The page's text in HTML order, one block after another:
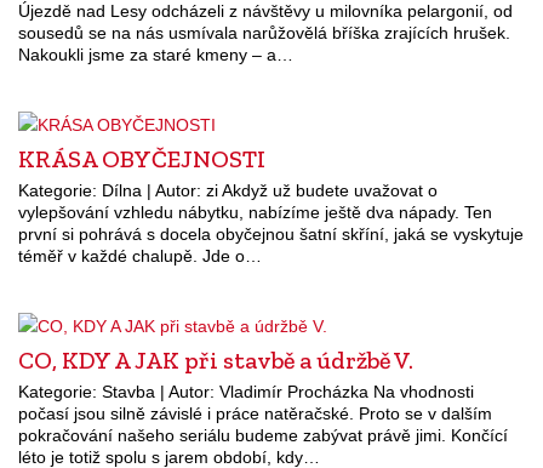
Újezdě nad Lesy odcházeli z návštěvy u milovníka pelargonií, od
sousedů se na nás usmívala narůžovělá bříška zrajících hrušek.
Nakoukli jsme za staré kmeny – a…
KRÁSA OBYČEJNOSTI
Kategorie: Dílna | Autor: zi Akdyž už budete uvažovat o
vylepšování vzhledu nábytku, nabízíme ještě dva nápady. Ten
první si pohrává s docela obyčejnou šatní skříní, jaká se vyskytuje
téměř v každé chalupě. Jde o…
CO, KDY A JAK při stavbě a údržbě V.
Kategorie: Stavba | Autor: Vladimír Procházka Na vhodnosti
počasí jsou silně závislé i práce natěračské. Proto se v dalším
pokračování našeho seriálu budeme zabývat právě jimi. Končící
léto je totiž spolu s jarem období, kdy…